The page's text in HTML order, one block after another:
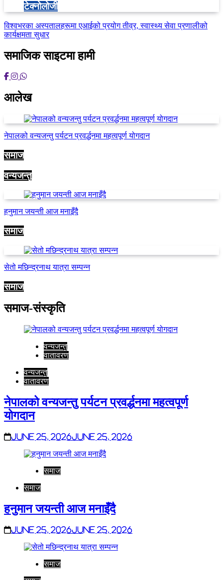
टेक्नोलोजी
विश्वभरका अस्पतालहरूमा एआईको प्रयोग तीव्र, स्वास्थ्य सेवा प्रणालीको
कार्यक्षमता सुधार
समाजिक साइटमा हामी
आलेख
नेपालको वन्यजन्तु पर्यटन प्रवर्द्धनमा महत्वपूर्ण योगदान
समाज
वन्यजन्तु
हनुमान जयन्ती आज मनाइँदै
समाज
सेतो मछिन्द्रनाथ यात्रा सम्पन्न
समाज
समाज-संस्कृति
वन्यजन्तु
वातावरण
वन्यजन्तु
वातावरण
नेपालको वन्यजन्तु पर्यटन प्रवर्द्धनमा महत्वपूर्ण
योगदान
June 25, 2026June 25, 2026
समाज
समाज
हनुमान जयन्ती आज मनाइँदै
June 25, 2026June 25, 2026
समाज